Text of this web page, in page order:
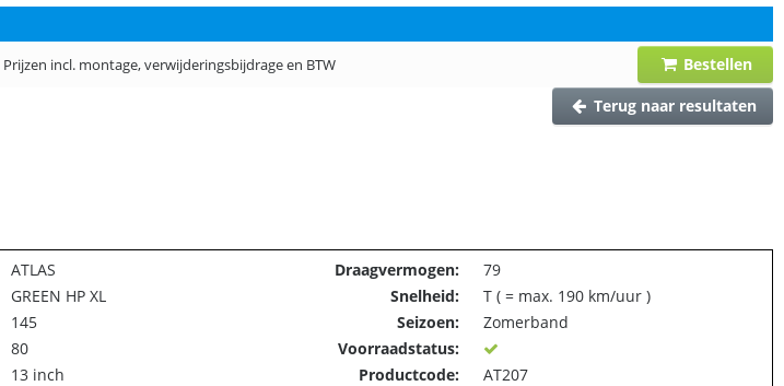
Prijzen incl. montage, verwijderingsbijdrage en BTW
Bestellen
Terug naar resultaten
ATLAS Draagvermogen:
79
GREEN HP XL Snelheid:
T ( = max. 190 km/uur )
145 Seizoen:
Zomerband
80
Voorraadstatus:
13 inch Productcode: AT207